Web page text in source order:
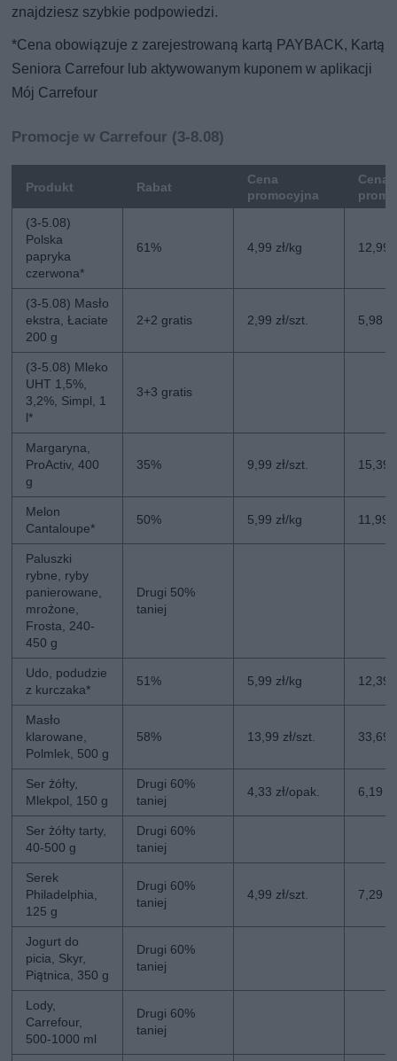
znajdziesz szybkie podpowiedzi.
*Cena obowiązuje z zarejestrowaną kartą PAYBACK, Kartą
Seniora Carrefour lub aktywowanym kuponem w aplikacji
Mój Carrefour
Promocje w Carrefour (3-8.08)
Produkt Rabat
Cena
promocyjna
Cena
(3-5.08)
Polska
papryka
czerwona*
61% 4,99 zł/kg 12,99
(3-5.08) Masło
ekstra, Łaciate
200 g
2+2 gratis 2,99 zł/szt. 5,98
(3-5.08) Mleko
UHT 1,5%,
3,2%, Simpl, 1
l*
3+3 gratis
Margaryna,
ProActiv, 400
g
35% 9,99 zł/szt. 15,39
Melon
Cantaloupe*
50% 5,99 zł/kg 11,99
Paluszki
rybne, ryby
panierowane,
mrożone,
Frosta, 240-
450 g
Drugi 50%
taniej
Udo, podudzie
z kurczaka*
51% 5,99 zł/kg 12,39
Masło
klarowane,
Polmlek, 500 g
58% 13,99 zł/szt. 33,69
Ser żółty,
Mlekpol, 150 g
Drugi 60%
taniej
4,33 zł/opak. 6,19
Ser żółty tarty,
40-500 g
Drugi 60%
taniej
Serek
Philadelphia,
125 g
Drugi 60%
taniej
4,99 zł/szt. 7,29
Jogurt do
picia, Skyr,
Piątnica, 350 g
Drugi 60%
taniej
Lody,
Carrefour,
500-1000 ml
Drugi 60%
taniej